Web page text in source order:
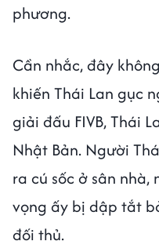
phương.
Cần nhắc, đây
khiến Thái Lan gục
giải đấu FIVB, Thái
Nhật Bản. Người
ra cú sốc ở sân
vọng ấy bị dập tắt
đối thủ.